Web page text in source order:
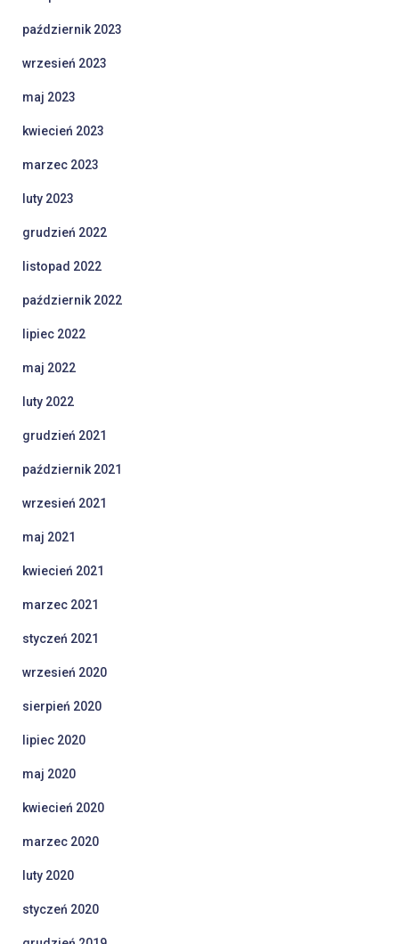
październik 2023
wrzesień 2023
maj 2023
kwiecień 2023
marzec 2023
luty 2023
grudzień 2022
listopad 2022
październik 2022
lipiec 2022
maj 2022
luty 2022
grudzień 2021
październik 2021
wrzesień 2021
maj 2021
kwiecień 2021
marzec 2021
styczeń 2021
wrzesień 2020
sierpień 2020
lipiec 2020
maj 2020
kwiecień 2020
marzec 2020
luty 2020
styczeń 2020